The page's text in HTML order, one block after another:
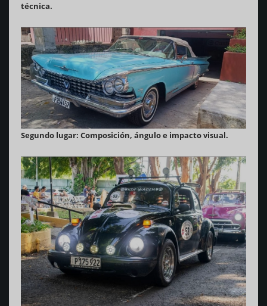
técnica.
Segundo lugar: Composición, ángulo e impacto visual.